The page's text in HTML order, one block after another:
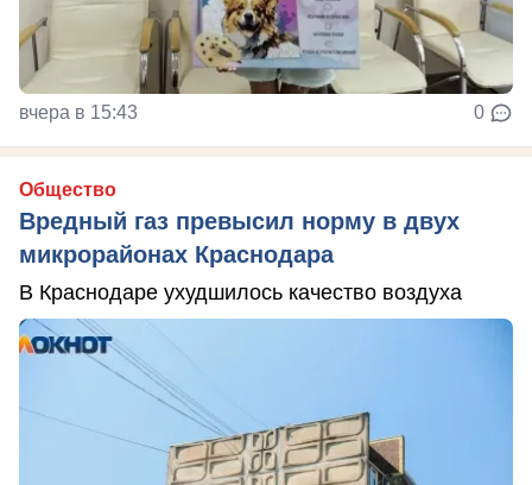
вчера в 15:43 0
Общество
Вредный газ превысил норму в двух
микрорайонах Краснодара
В Краснодаре ухудшилось качество воздуха